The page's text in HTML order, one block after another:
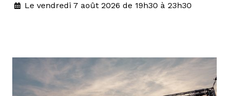
Le vendredi 7 août 2026 de 19h30 à 23h30